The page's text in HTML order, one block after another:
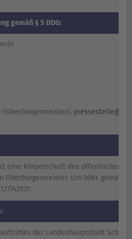
gemäß § 5 DDG:
(Oberbürgermeister),
eine Körperschaft des öffentlichen
Ust-IdNr. gemäß §
der Landeshauptstadt